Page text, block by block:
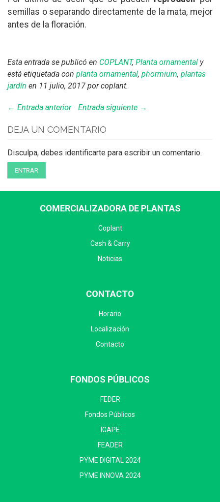
semillas o separando directamente de la mata, mejor
antes de la floración.
Esta entrada se publicó en COPLANT, Planta ornamental y
está etiquetada con planta ornamental, phormium, plantas
jardín en 11 julio, 2017 por coplant.
← Entrada anterior Entrada siguiente →
DEJA UN COMENTARIO
Disculpa, debes identificarte para escribir un comentario.
ENTRAR
COMERCIALIZADORA DE PLANTAS
Coplant
Cash & Carry
Noticias
CONTACTO
Horario
Localización
Contacto
FONDOS PÚBLICOS
FEDER
Fondos Públicos
IGAPE
FEADER
PYME DIGITAL 2024
PYME INNOVA 2024